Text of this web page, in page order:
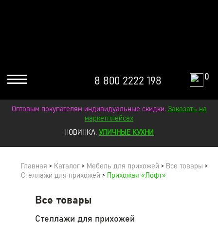
8 800 2222 198 0
Оптовым покупателям индивидуальные скидки. Заказать на
маркетплейсах
НОВИНКА: УЛИЧНЫЕ КУХНИ
Главная > Каталог > Мебель для прихожей > Все товары >
Стеллажи для прихожей > Прихожая «Лофт»
Все товары
Стеллажи для прихожей